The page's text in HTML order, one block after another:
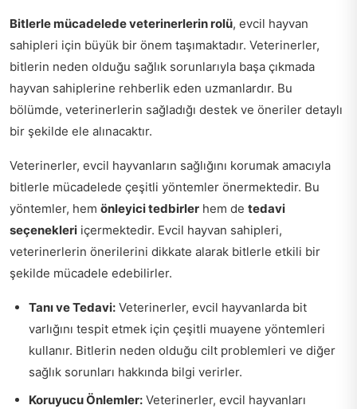
Bitlerle mücadelede veterinerlerin rolü, evcil hayvan
sahipleri için büyük bir önem taşımaktadır. Veterinerler,
bitlerin neden olduğu sağlık sorunlarıyla başa çıkmada
hayvan sahiplerine rehberlik eden uzmanlardır. Bu
bölümde, veterinerlerin sağladığı destek ve öneriler detaylı
bir şekilde ele alınacaktır.
Veterinerler, evcil hayvanların sağlığını korumak amacıyla
bitlerle mücadelede çeşitli yöntemler önermektedir. Bu
yöntemler, hem önleyici tedbirler hem de tedavi
seçenekleri içermektedir. Evcil hayvan sahipleri,
veterinerlerin önerilerini dikkate alarak bitlerle etkili bir
şekilde mücadele edebilirler.
Tanı ve Tedavi: Veterinerler, evcil hayvanlarda bit
varlığını tespit etmek için çeşitli muayene yöntemleri
kullanır. Bitlerin neden olduğu cilt problemleri ve diğer
sağlık sorunları hakkında bilgi verirler.
Koruyucu Önlemler: Veterinerler, evcil hayvanları